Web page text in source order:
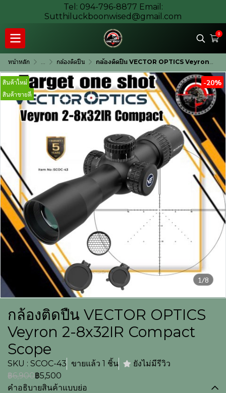
Tel: 094-796-8877 Email:
Sutthiluckboonwised@gmail.com
0
หน้าหลัก ... กล้องติดปืน กล้องติดปืน VECTOR OPTICS Veyron 2-8x32IR Compact Scope
1/8
สินค้าใหม่
สินค้าขายดี
-20%
กล้องติดปืน VECTOR OPTICS
Veyron 2-8x32IR Compact
Scope
SKU : SCOC-43 ขายแล้ว 1 ชิ้น
ยังไม่มีรีวิว
฿6,900฿5,500
คำอธิบายสินค้าแบบย่อ